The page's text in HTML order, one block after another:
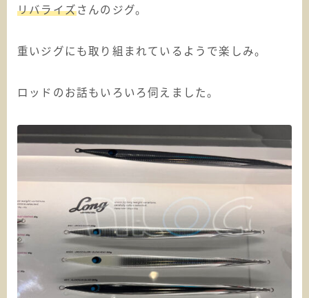
リバライズさんのジグ。
重いジグにも取り組まれているようで楽しみ。
ロッドのお話もいろいろ伺えました。